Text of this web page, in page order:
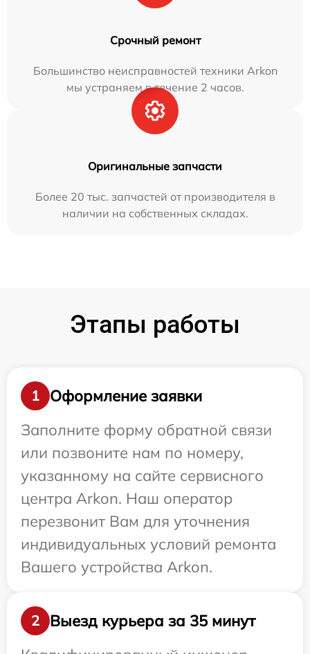
Срочный ремонт
Большинство неисправностей техники Arkon
мы устраняем в течение 2 часов.
Оригинальные запчасти
Более 20 тыс. запчастей от производителя в
наличии на собственных складах.
Этапы работы
1
Оформление заявки
Заполните форму обратной связи
или позвоните нам по номеру,
указанному на сайте сервисного
центра Arkon. Наш оператор
перезвонит Вам для уточнения
индивидуальных условий ремонта
Вашего устройства Arkon.
2
Выезд курьера за 35 минут